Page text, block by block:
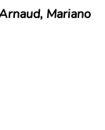
Mariano